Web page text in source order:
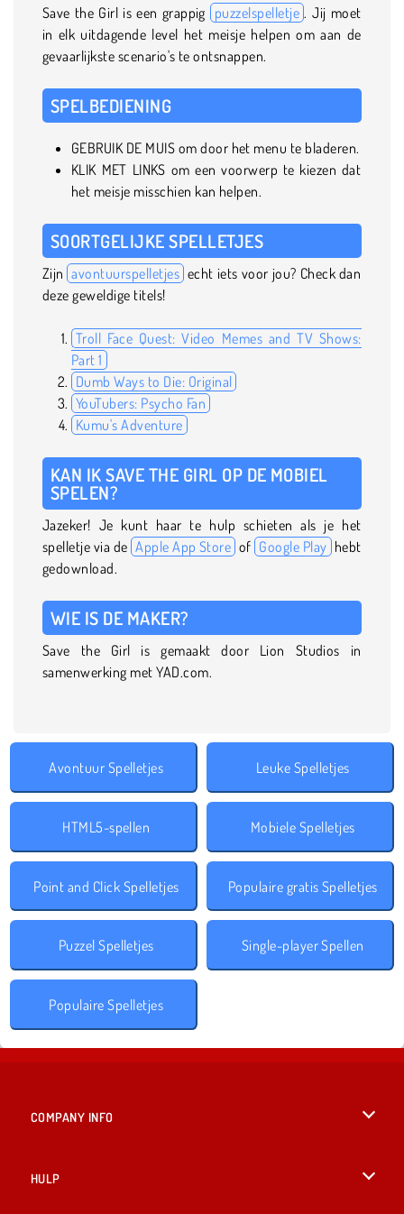
Save the Girl is een grappig puzzelspelletje . Jij moet
in elk uitdagende level het meisje helpen om aan de
gevaarlijkste scenario's te ontsnappen.
SPELBEDIENING
GEBRUIK DE MUIS om door het menu te bladeren.
KLIK MET LINKS om een voorwerp te kiezen dat
het meisje misschien kan helpen.
SOORTGELIJKE SPELLETJES
Zijn avontuurspelletjes echt iets voor jou? Check dan
deze geweldige titels!
Troll Face Quest: Video Memes and TV Shows:
Part 1
Dumb Ways to Die: Original
YouTubers: Psycho Fan
Kumu's Adventure
KAN IK SAVE THE GIRL OP DE MOBIEL
SPELEN?
Jazeker! Je kunt haar te hulp schieten als je het
spelletje via de Apple App Store of Google Play hebt
gedownload.
WIE IS DE MAKER?
Save the Girl is gemaakt door Lion Studios in
samenwerking met YAD.com.
Avontuur Spelletjes Leuke Spelletjes
HTML5-spellen Mobiele Spelletjes
Point and Click Spelletjes Populaire gratis Spelletjes
Puzzel Spelletjes Single-player Spellen
Populaire Spelletjes
COMPANY INFO
HULP